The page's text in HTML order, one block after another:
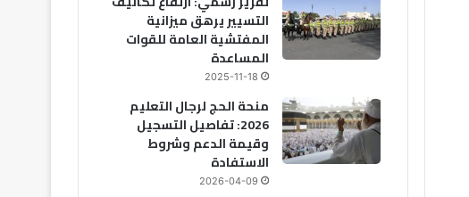
التسيير يرهق ميزانية
المفتشية العامة للقوات
المساعدة
2025-11-18
منحة الحج لرجال التعليم
2026: تفاصيل التسجيل
وقيمة الدعم وشروط
الاستفادة
2026-04-09